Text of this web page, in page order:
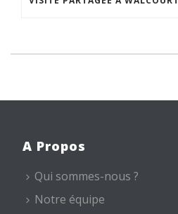
A Propos
Qui sommes-nous ?
Notre équipe